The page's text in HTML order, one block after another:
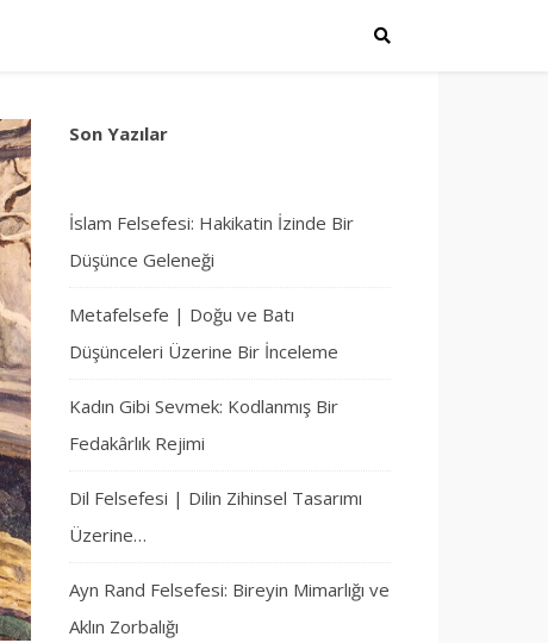
Son Yazılar
İslam Felsefesi: Hakikatin İzinde Bir
Düşünce Geleneği
Metafelsefe | Doğu ve Batı
Düşünceleri Üzerine Bir İnceleme
Kadın Gibi Sevmek: Kodlanmış Bir
Fedakârlık Rejimi
Dil Felsefesi | Dilin Zihinsel Tasarımı
Üzerine…
Ayn Rand Felsefesi: Bireyin Mimarlığı ve
Aklın Zorbalığı